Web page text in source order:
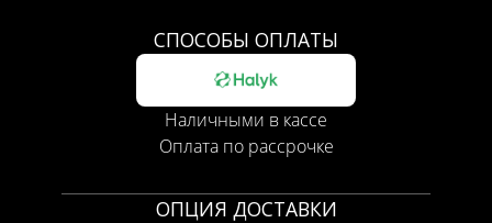
СПОСОБЫ ОПЛАТЫ
Наличными в кассе
Оплата по рассрочке
ОПЦИЯ ДОСТАВКИ